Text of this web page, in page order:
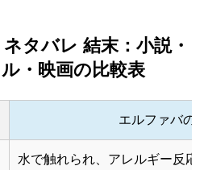
タバレ 結末：小説・
・映画の比較表
エルファバの
水で触れられ、アレルギー反応